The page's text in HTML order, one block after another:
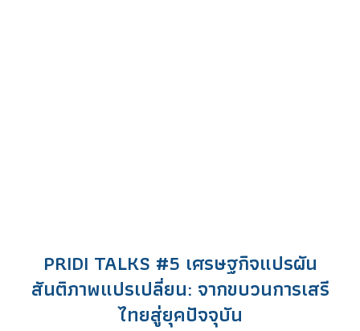
PRIDI TALKS #5 เศรษฐกิจแปรผัน
สันติภาพแปรเปลี่ยน: จากขบวนการเสรี
ไทยสู่ยุคปัจจุบัน